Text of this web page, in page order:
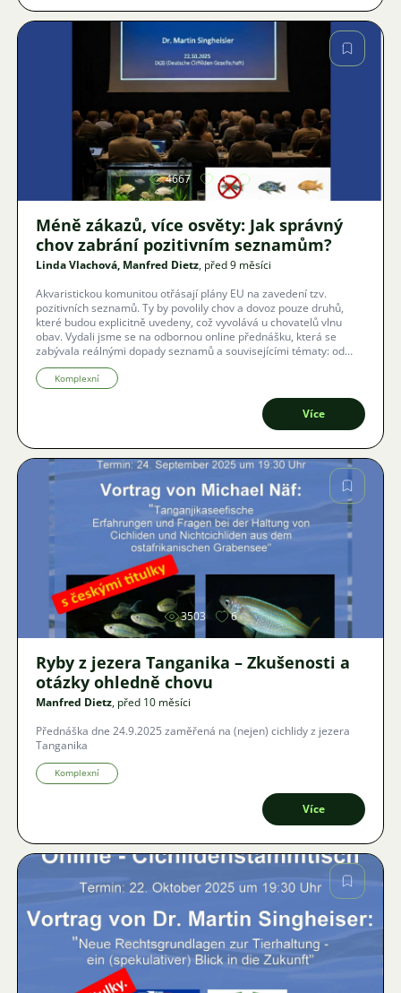
Obrázek
4667 11
Méně zákazů, více osvěty: Jak správný
chov zabrání pozitivním seznamům?
Linda Vlachová, Manfred Dietz, před 9 měsíci
Akvaristickou komunitou otřásají plány EU na zavedení tzv.
pozitivních seznamů. Ty by povolily chov a dovoz pouze druhů,
které budou explicitně uvedeny, což vyvolává u chovatelů vlnu
obav. Vydali jsme se na odbornou online přednášku, která se
zabývala reálnými dopady seznamů a souvisejícími tématy: od
nových usnesení IUCN o přepravě zvířat a rozšiřování seznamu
invazivních druhů, až po etické problémy extrémního šlechtění
okrasných ryb. Zásadní výzvou pro spolky a chovatele je převzít
zodpovědnost a zajistit informovaný, etický a udržitelný chov, což
Komplexní
Více
Obrázek
3503 6
Ryby z jezera Tanganika – Zkušenosti a
otázky ohledně chovu
Manfred Dietz, před 10 měsíci
Přednáška dne 24.9.2025 zaměřená na (nejen) cichlidy z jezera
Tanganika
Komplexní
Více
Obrázek